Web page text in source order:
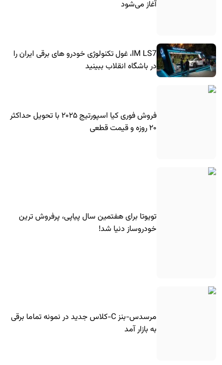
آغاز می‌شود
IM LS7، غول تکنولوژی خودرو های برقی ایران را
در باشگاه انقلاب ببینید
فروش فوری کیا اسپورتیج ۲۰۲۵ با تحویل حداکثر
۲۰ روزه و قیمت قطعی
تویوتا برای هفتمین سال پیاپی، پرفروش ترین
خودروساز دنیا شد!
مرسدس-بنز C-کلاس جدید در نمونه تماما برقی
به بازار آمد